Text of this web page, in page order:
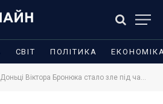
СВІТ ПОЛІТИКА
Доньці Віктора Бронюка стало зле під час НМТ: співак розповів про стрес і реакцію працівників центру